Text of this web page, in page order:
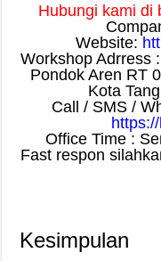
Hubungi kami di
Website:
Workshop Adrress
Pondok Aren RT
Kota
Call / SMS /
Office Time :
Fast respon
Kesimpulan